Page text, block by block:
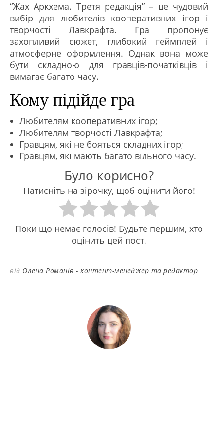
“Жах Аркхема. Третя редакція” – це чудовий
вибір для любителів кооперативних ігор і
творчості Лавкрафта. Гра пропонує
захопливий сюжет, глибокий геймплей і
атмосферне оформлення. Однак вона може
бути складною для гравців-початківців і
вимагає багато часу.
Кому підійде гра
Любителям кооперативних ігор;
Любителям творчості Лавкрафта;
Гравцям, які не бояться складних ігор;
Гравцям, які мають багато вільного часу.
Було корисно?
Натисніть на зірочку, щоб оцінити його!
Поки що немає голосів! Будьте першим, хто
оцінить цей пост.
від Олена Романів - контент-менеджер та редактор